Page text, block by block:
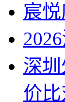
宸
深
价